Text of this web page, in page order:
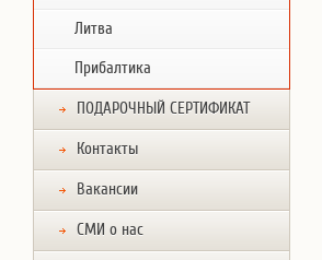
Литва
Прибалтика
ПОДАРОЧНЫЙ СЕРТИФИКАТ
Контакты
Вакансии
СМИ о нас